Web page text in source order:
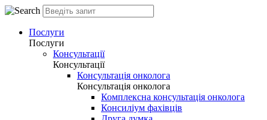
Послуги
Послуги
Консультації
Консультації
Консультація онколога
Консультація онколога
Комплексна консультація онколога
Консиліум фахівців